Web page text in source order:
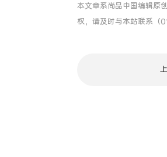
本文章系尚品中国编辑原
权，请及时与本站联系（